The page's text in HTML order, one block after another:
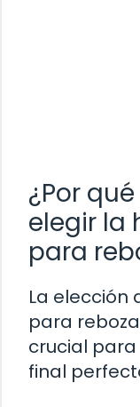
¿Por
elegir la
para
La elección
para
crucial
final